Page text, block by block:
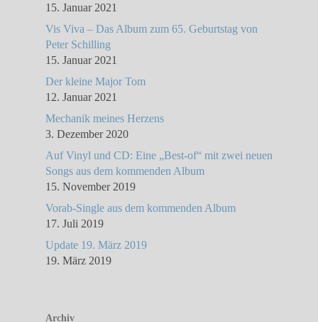
15. Januar 2021
Vis Viva – Das Album zum 65. Geburtstag von
Peter Schilling
15. Januar 2021
Der kleine Major Tom
12. Januar 2021
Mechanik meines Herzens
3. Dezember 2020
Auf Vinyl und CD: Eine „Best-of“ mit zwei neuen
Songs aus dem kommenden Album
15. November 2019
Vorab-Single aus dem kommenden Album
17. Juli 2019
Update 19. März 2019
19. März 2019
Archiv